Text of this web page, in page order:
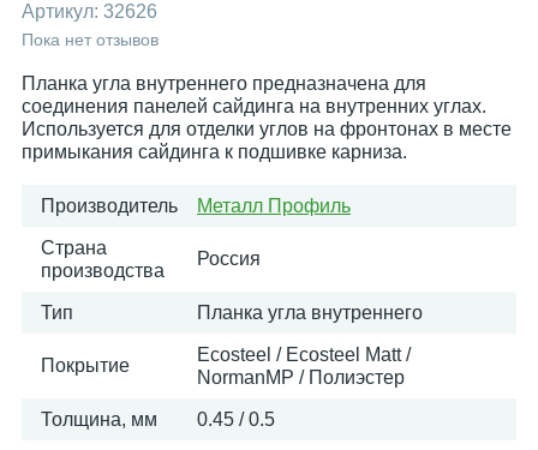
Артикул: 32626
Пока нет отзывов
Планка угла внутреннего предназначена для
соединения панелей сайдинга на внутренних углах.
Используется для отделки углов на фронтонах в месте
примыкания сайдинга к подшивке карниза.
Производитель Металл Профиль
Страна
производства
Россия
Тип Планка угла внутреннего
Покрытие
Ecosteel / Ecosteel Matt /
NormanMP / Полиэстер
Толщина, мм 0.45 / 0.5